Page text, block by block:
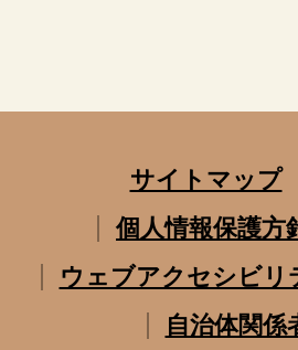
サイトマップ
個人情報保護方
ウェブアクセシビリ
自治体関係